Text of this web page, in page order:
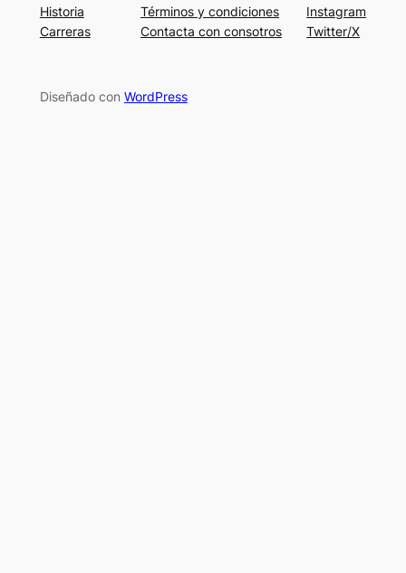
Historia
Carreras
Términos y condiciones
Contacta con consotros
Instagram
Twitter/X
Diseñado con WordPress